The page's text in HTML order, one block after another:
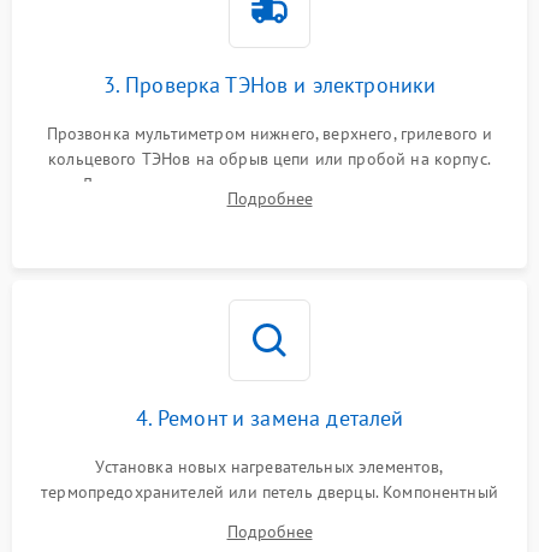
3. Проверка ТЭНов и электроники
Прозвонка мультиметром нижнего, верхнего, грилевого и
кольцевого ТЭНов на обрыв цепи или пробой на корпус.
Диагностика термостата, датчиков температуры,
переключателя режимов и мотора конвекции.
Подробнее
4. Ремонт и замена деталей
Установка новых нагревательных элементов,
термопредохранителей или петель дверцы. Компонентный
выгоревших реле, восстановление контактов и замена
Подробнее